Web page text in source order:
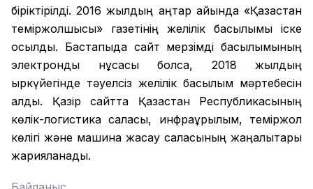
біріктірілді. 2016 жылдың қаңтар айында «Қазақстан
теміржолшысы» газетінің желілік басылымы іске
қосылды. Бастапқыда сайт мерзімді басылымының
электронды нұсқасы болса, 2018 жылдың
қыркүйегінде тәуелсіз желілік басылым мәртебесін
алды. Қазір сайтта Қазақстан Республикасының
көлік-логистика саласы, инфрақұрылым, теміржол
көлігі және машина жасау саласының жаңалықтары
жарияланады.